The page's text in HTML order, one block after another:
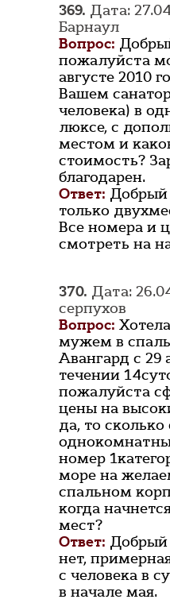
369. Дата:
Барнаул
Вопрос:
пожалуйста
августе 2010
Вашем
человека) в
люксе, с
местом и
стоимость?
благодарен.
Ответ: Добрый
только
Все номера и
смотреть на
370. Дата:
серпухов
Вопрос:
мужем в
Авангард с 29
течении
пожалуйста
цены на
да, то сколько
номер
море на
спальном
когда
мест?
Ответ: Добрый
нет,
с человека в
в начале мая.